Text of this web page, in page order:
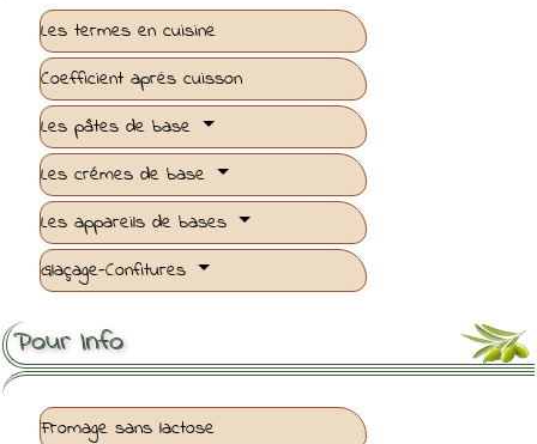
Les termes en cuisine
Coefficient après cuisson
Les pâtes de base
Les crémes de base
Les appareils de bases
Glaçage-Confitures
Pour Info
Fromage sans lactose